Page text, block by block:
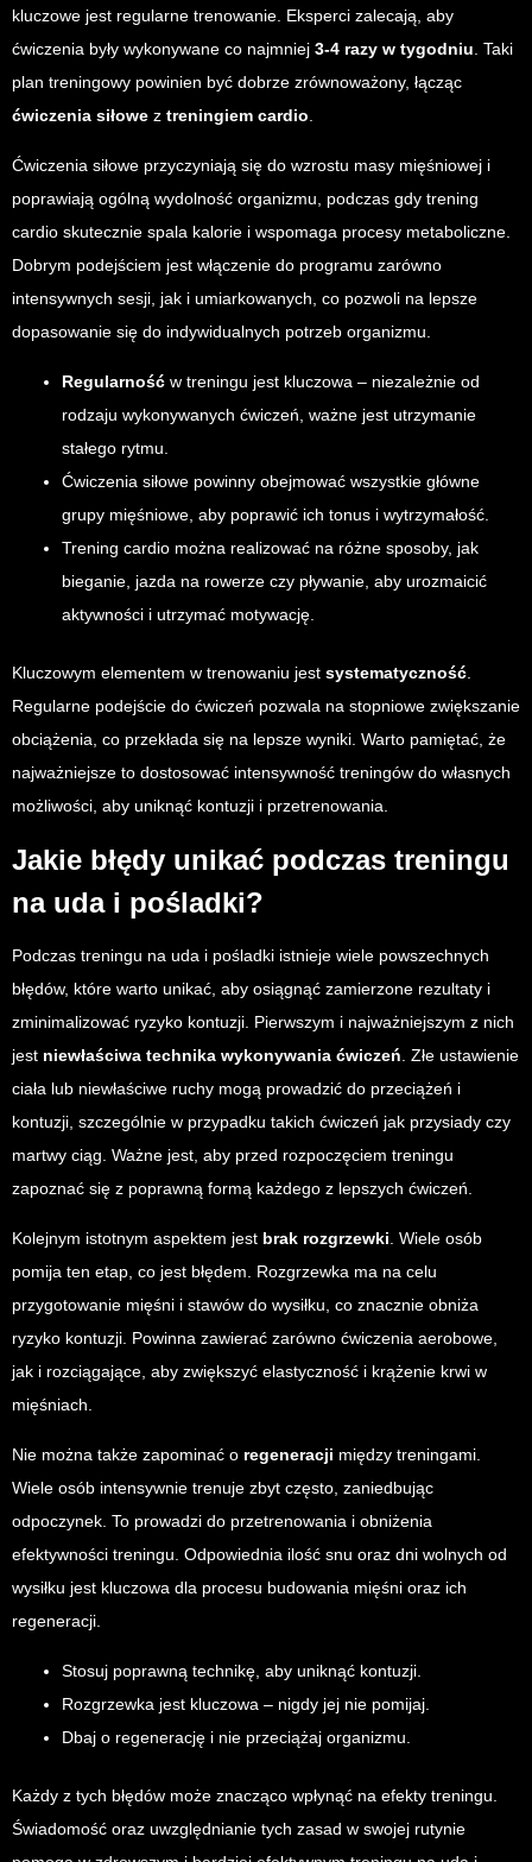
kluczowe jest regularne trenowanie. Eksperci zalecają, aby
ćwiczenia były wykonywane co najmniej 3-4 razy w tygodniu. Taki
plan treningowy powinien być dobrze zrównoważony, łącząc
ćwiczenia siłowe z treningiem cardio.
Ćwiczenia siłowe przyczyniają się do wzrostu masy mięśniowej i
poprawiają ogólną wydolność organizmu, podczas gdy trening
cardio skutecznie spala kalorie i wspomaga procesy metaboliczne.
Dobrym podejściem jest włączenie do programu zarówno
intensywnych sesji, jak i umiarkowanych, co pozwoli na lepsze
dopasowanie się do indywidualnych potrzeb organizmu.
Regularność w treningu jest kluczowa – niezależnie od
rodzaju wykonywanych ćwiczeń, ważne jest utrzymanie
stałego rytmu.
Ćwiczenia siłowe powinny obejmować wszystkie główne
grupy mięśniowe, aby poprawić ich tonus i wytrzymałość.
Trening cardio można realizować na różne sposoby, jak
bieganie, jazda na rowerze czy pływanie, aby urozmaicić
aktywności i utrzymać motywację.
Kluczowym elementem w trenowaniu jest systematyczność.
Regularne podejście do ćwiczeń pozwala na stopniowe zwiększanie
obciążenia, co przekłada się na lepsze wyniki. Warto pamiętać, że
najważniejsze to dostosować intensywność treningów do własnych
możliwości, aby uniknąć kontuzji i przetrenowania.
Jakie błędy unikać podczas treningu
na uda i pośladki?
Podczas treningu na uda i pośladki istnieje wiele powszechnych
błędów, które warto unikać, aby osiągnąć zamierzone rezultaty i
zminimalizować ryzyko kontuzji. Pierwszym i najważniejszym z nich
jest niewłaściwa technika wykonywania ćwiczeń. Złe ustawienie
ciała lub niewłaściwe ruchy mogą prowadzić do przeciążeń i
kontuzji, szczególnie w przypadku takich ćwiczeń jak przysiady czy
martwy ciąg. Ważne jest, aby przed rozpoczęciem treningu
zapoznać się z poprawną formą każdego z lepszych ćwiczeń.
Kolejnym istotnym aspektem jest brak rozgrzewki. Wiele osób
pomija ten etap, co jest błędem. Rozgrzewka ma na celu
przygotowanie mięśni i stawów do wysiłku, co znacznie obniża
ryzyko kontuzji. Powinna zawierać zarówno ćwiczenia aerobowe,
jak i rozciągające, aby zwiększyć elastyczność i krążenie krwi w
mięśniach.
Nie można także zapominać o regeneracji między treningami.
Wiele osób intensywnie trenuje zbyt często, zaniedbując
odpoczynek. To prowadzi do przetrenowania i obniżenia
efektywności treningu. Odpowiednia ilość snu oraz dni wolnych od
wysiłku jest kluczowa dla procesu budowania mięśni oraz ich
regeneracji.
Stosuj poprawną technikę, aby uniknąć kontuzji.
Rozgrzewka jest kluczowa – nigdy jej nie pomijaj.
Dbaj o regenerację i nie przeciążaj organizmu.
Każdy z tych błędów może znacząco wpłynąć na efekty treningu.
Świadomość oraz uwzględnianie tych zasad w swojej rutynie